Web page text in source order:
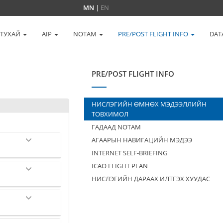
MN | EN
AIP NOTAM PRE/POST FLIGHT INFO
PRE/POST FLIGHT INFO
НИСЛЭГИЙН ӨМНӨХ МЭДЭЭЛЛИЙН
ТОВХИМОЛ
ГАДААД NOTAM
АГААРЫН НАВИГАЦИЙН МЭДЭЭ
INTERNET SELF-BRIEFING
ICAO FLIGHT PLAN
НИСЛЭГИЙН ДАРААХ ИЛТГЭХ ХУУДАС